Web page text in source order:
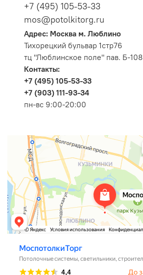
+7 (495) 105-53-33
mos@potolkitorg.ru
Адрес: Москва м. Люблино
Тихорецкий бульвар 1стр76
тц "Люблинское поле" пав. Б-108
Контакты:
+7 (495) 105-53-33
+7 (903) 111-93-34
пн-вс 9:00-20:00